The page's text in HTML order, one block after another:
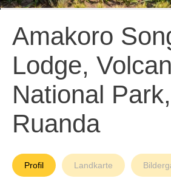
Amakoro
Lodge,
National Park,
Ruanda
Profil Landkarte